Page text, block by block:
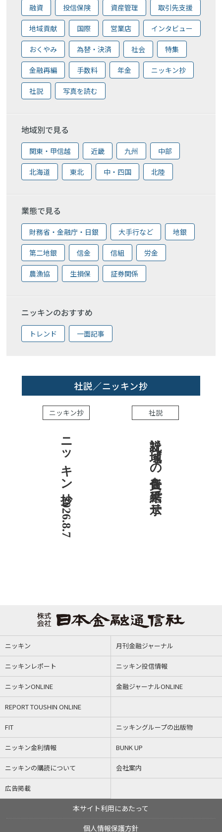
融資 投信保険 資産管理 取引先支援
地域貢献 国際 営業店 インタビュー
おくやみ 為替・決済 社会 特集
金融再編 手数料 年金 ニッキン抄
社説 写真を読む
地域別で見る
関東・甲信越 近畿 九州 中部
北海道 東北 中・四国 北陸
業態で見る
財務省・金融庁・日銀 大手行など 地銀
第二地銀 信金 信組 労金
農漁協 生損保 証券関係
ニッキンのおすすめ
トレンド 一面記事
社説／ニッキン抄
ニッキン抄
ニッキン抄 2026.8.7
社説
社説 地域への責任を結果で示せ
ニッキン 月刊金融ジャーナル
ニッキンレポート ニッキン投信情報
ニッキンONLINE 金融ジャーナルONLINE
REPORT TOUSHIN ONLINE
FIT ニッキングループの出版物
ニッキン金利情報 BUNK UP
ニッキンの購読について 会社案内
広告掲載
本サイト利用にあたって
個人情報保護方針